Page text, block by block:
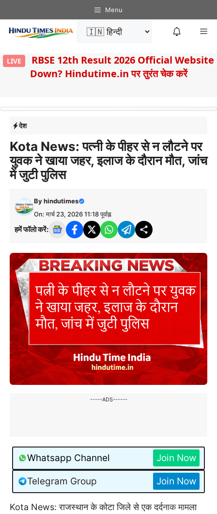
to
content
Menu
LIVE
RBSE 12th Result 2026 Official Website
Down? Hindutime.in पर तुरंत चेक करें
देश
Kota News: पत्नी के पीहर से न लौटने पर
युवक ने खाया जहर, इलाज के दौरान मौत, जांच
में जुटी पुलिस
Byhindutimes
On: मार्च 23, 2026 11:18 पूर्वाह्न
हमें फॉलो करें:
-----ADS------
Whatsapp Channel Join Now
Telegram Group Join Now
Kota News: राजस्थान के कोटा जिले से एक दर्दनाक मामला